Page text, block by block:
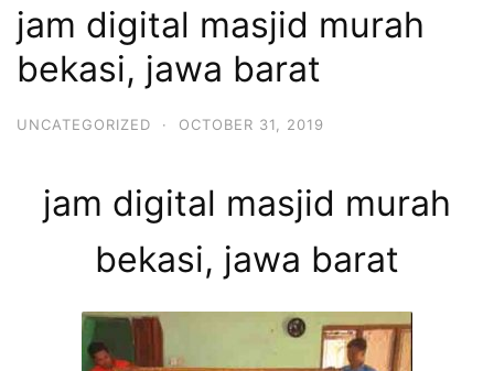
jam digital masjid murah
bekasi, jawa barat
UNCATEGORIZED · OCTOBER 31, 2019
jam digital masjid murah
bekasi, jawa barat